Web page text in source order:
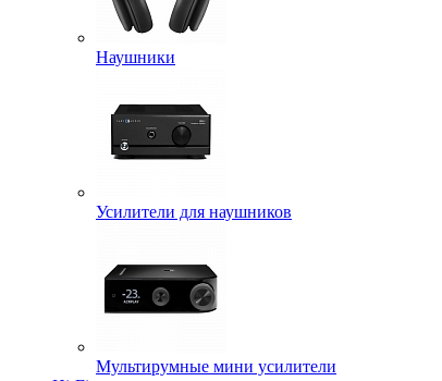
Наушники
Усилители для наушников
Мультирумные мини усилители